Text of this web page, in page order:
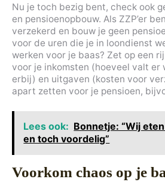
Nu je toch bezig bent, check ook
en pensioenopbouw. Als ZZP’er
verzekerd en bouw je geen
voor de uren die je in loondienst
werken voor je baas? Zet op een
voor je inkomsten (hoeveel valt er
erbij) en uitgaven (kosten voor
apart zetten voor je pensioen,
Lees ook: Bonnetje: “Wij
en toch voordelig”
Voorkom chaos op je